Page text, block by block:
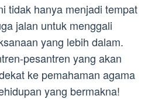
tidak hanya menjadi tempat
jalan untuk menggali
yang lebih dalam.
pesantren yang akan
ke pemahaman agama
yang bermakna!